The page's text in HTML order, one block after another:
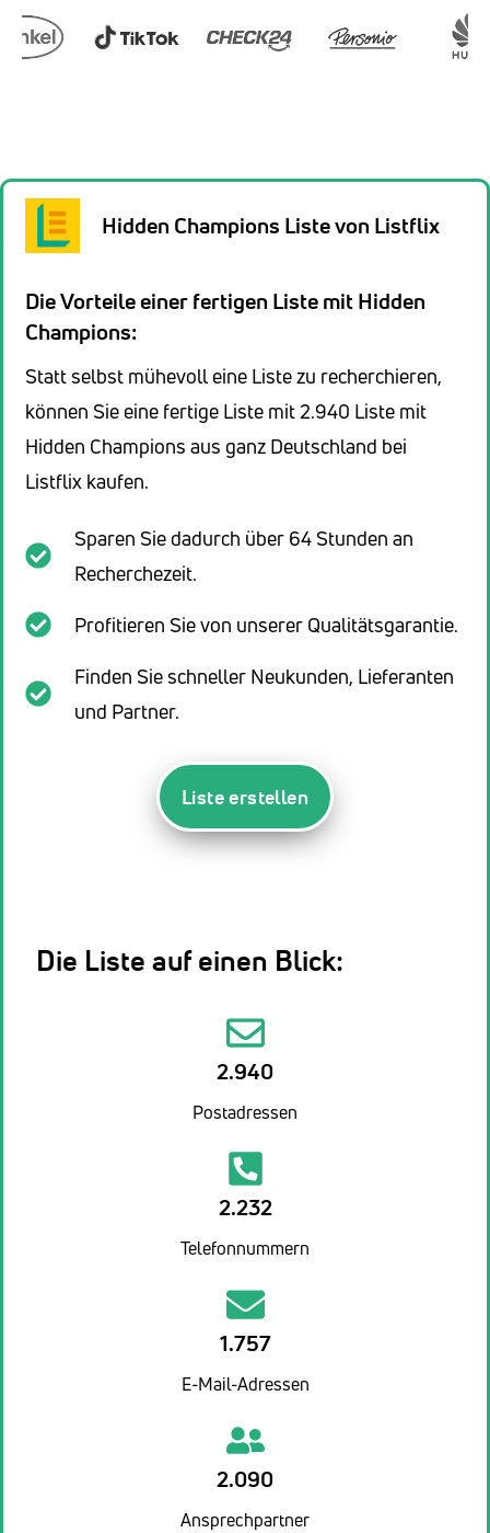
Hidden Champions Liste von Listflix
Die Vorteile einer fertigen Liste mit Hidden
Champions:
Statt selbst mühevoll eine Liste zu recherchieren,
können Sie eine fertige Liste mit 2.940 Liste mit
Hidden Champions aus ganz Deutschland bei
Listflix kaufen.
Sparen Sie dadurch über 64 Stunden an
Recherchezeit.
Profitieren Sie von unserer Qualitätsgarantie.
Finden Sie schneller Neukunden, Lieferanten
und Partner.
Liste erstellen
Die Liste auf einen Blick:
2.940
Postadressen
2.232
Telefonnummern
1.757
E-Mail-Adressen
2.090
Ansprechpartner